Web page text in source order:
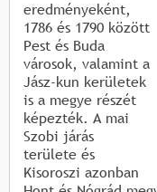
eredményeként,
1786 és 1790 között
Pest és Buda
városok, valamint a
Jász-kun kerületek
is a megye részét
képezték. A mai
Szobi járás
területe és
Kisoroszi azonban